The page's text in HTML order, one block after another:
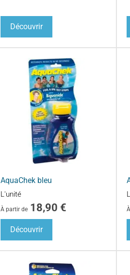
Découvrir
AquaChek bleu
L'unité
À partir de 18,90 €
Découvrir